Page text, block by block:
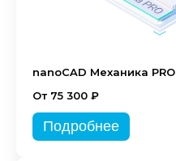
nanoCAD Механика PRO
От 75 300 ₽
Подробнее